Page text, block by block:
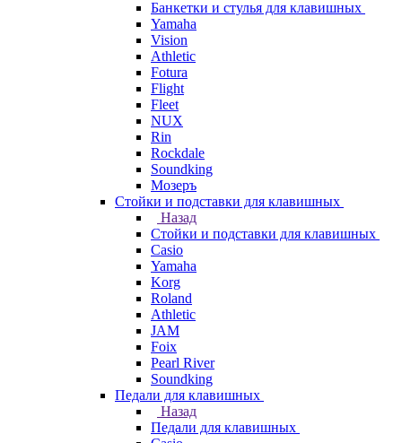
Банкетки и стулья для клавишных
Yamaha
Vision
Athletic
Fotura
Flight
Fleet
NUX
Rin
Rockdale
Soundking
Мозеръ
Стойки и подставки для клавишных
Назад
Стойки и подставки для клавишных
Casio
Yamaha
Korg
Roland
Athletic
JAM
Foix
Pearl River
Soundking
Педали для клавишных
Назад
Педали для клавишных